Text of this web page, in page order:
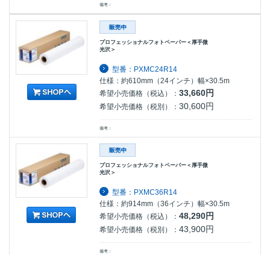
備考：
プロフェッショナルフォトペーパー＜厚手微
光沢＞
型番：PXMC24R14
仕様：約610mm（24インチ）幅×30.5m
希望小売価格（税込）：33,660円
希望小売価格（税別）：30,600円
備考：
プロフェッショナルフォトペーパー＜厚手微
光沢＞
型番：PXMC36R14
仕様：約914mm（36インチ）幅×30.5m
希望小売価格（税込）： 48,290円
希望小売価格（税別）： 43,900円
備考：